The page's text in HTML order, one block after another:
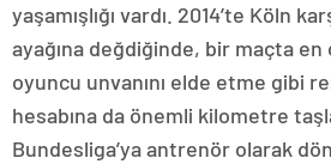
yaşamışlığı vardı. 2014’te Köln
ayağına değdiğinde, bir maçta
oyuncu unvanını elde etme gibi
hesabına da önemli kilometre
Bundesliga’ya antrenör olarak